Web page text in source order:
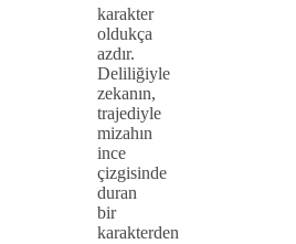
karakter
oldukça
azdır.
Deliliğiyle
zekanın,
trajediyle
mizahın
ince
çizgisinde
duran
bir
karakterden